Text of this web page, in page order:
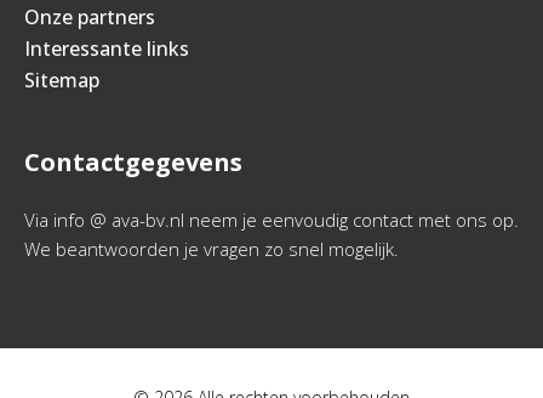
Onze partners
Interessante links
Sitemap
Contactgegevens
Via info @ ava-bv.nl neem je eenvoudig contact met ons op.
We beantwoorden je vragen zo snel mogelijk.